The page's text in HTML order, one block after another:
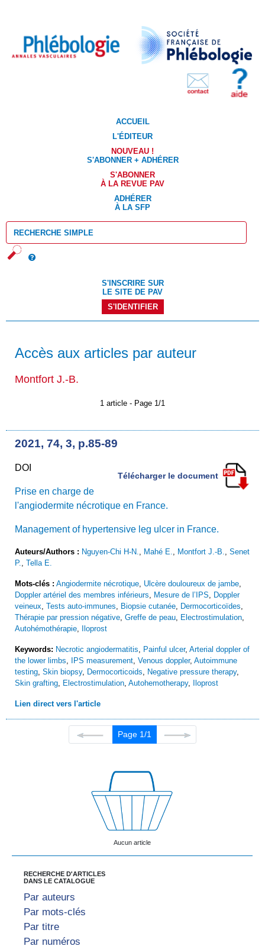
ACCUEIL
L'ÉDITEUR
NOUVEAU !
S'ABONNER + ADHÉRER
S'ABONNER
À LA REVUE PAV
ADHÉRER
À LA SFP
S'INSCRIRE SUR
LE SITE DE PAV
S'IDENTIFIER
Accès aux articles par auteur
Montfort J.-B.
1 article - Page 1/1
2021, 74, 3, p.85-89
DOI
Télécharger le document
Prise en charge de
l'angiodermite nécrotique en France.
Management of hypertensive leg ulcer in France.
Auteurs/Authors : Nguyen-Chi H-N. Mahé E. Montfort J.-B.
Senet
P.
Tella E.
Mots-clés : Angiodermite nécrotique Ulcère douloureux de jambe
Doppler artériel des membres inférieurs
Mesure de l’IPS
Doppler
veineux Tests auto-immunes Biopsie cutanée Dermocorticoïdes
Thérapie par pression négative Greffe de peau Electrostimulation
Autohémothérapie
Iloprost
Keywords: Necrotic angiodermatitis Painful ulcer, Arterial doppler of
the lower limbs
IPS measurement Venous doppler, Autoimmune
testing Skin biopsy, Dermocorticoids Negative pressure therapy,
Skin grafting
Electrostimulation Autohemotherapy, Iloprost
Lien direct vers l'article
Page 1/1
Aucun article
RECHERCHE D'ARTICLES
DANS LE CATALOGUE
Par auteurs
Par mots-clés
Par titre
Par numéros